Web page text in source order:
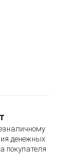
денежных
покупателя